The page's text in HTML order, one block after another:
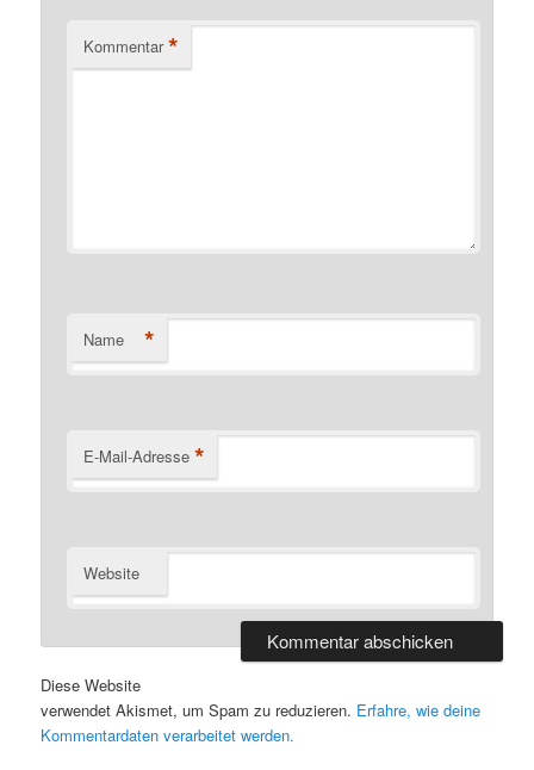
Kommentar *
Name *
E-Mail-Adresse *
Website
Diese Website
verwendet Akismet, um Spam zu reduzieren. Erfahre, wie deine
Kommentardaten verarbeitet werden.